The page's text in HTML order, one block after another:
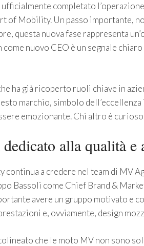
ufficialmente completato
of Mobility. Un passo importante,
questa nuova fase rappresenta
come nuovo CEO è un segnale
ha già ricoperto ruoli chiave in
marchio, simbolo
emozionante. Chi altro è
alla qualità e
a credere nel team di MV
Bassoli come Chief Brand &
avere un gruppo motivato e
e, ovviamente, design
che le moto MV non sono